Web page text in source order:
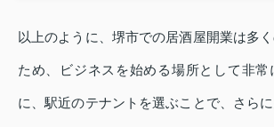
以上のように、堺市での居酒屋開業は多
ため、ビジネスを始める場所として非
に、駅近のテナントを選ぶことで、さら